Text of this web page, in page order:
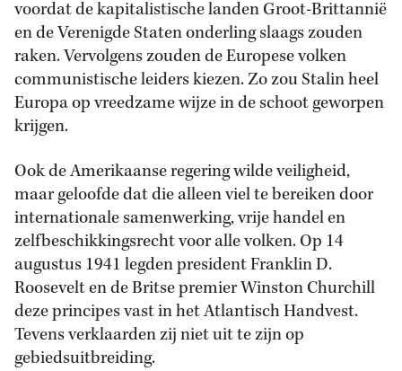
voordat de kapitalistische landen Groot-Brittannië
en de Verenigde Staten onderling slaags zouden
raken. Vervolgens zouden de Europese volken
communistische leiders kiezen. Zo zou Stalin heel
Europa op vreedzame wijze in de schoot geworpen
krijgen.
Ook de Amerikaanse regering wilde veiligheid,
maar geloofde dat die alleen viel te bereiken door
internationale samenwerking, vrije handel en
zelfbeschikkingsrecht voor alle volken. Op 14
augustus 1941 legden president Franklin D.
Roosevelt en de Britse premier Winston Churchill
deze principes vast in het Atlantisch Handvest.
Tevens verklaarden zij niet uit te zijn op
gebiedsuitbreiding.